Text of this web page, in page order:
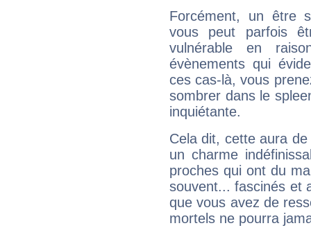
Forcément, un être
vous peut parfois
vulnérable en
évènements qui
ces cas-là, vous
sombrer dans le
inquiétante.
Cela dit, cette aura
un charme
proches qui ont du
souvent... fascinés et
que vous avez de
mortels ne pourra